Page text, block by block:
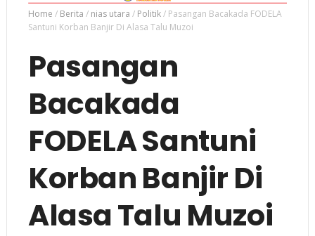
Home / Berita / nias utara / Politik/ Pasangan Bacakada FODELA
Santuni Korban Banjir Di Alasa Talu Muzoi
Pasangan
Bacakada
FODELA Santuni
Korban Banjir Di
Alasa Talu Muzoi